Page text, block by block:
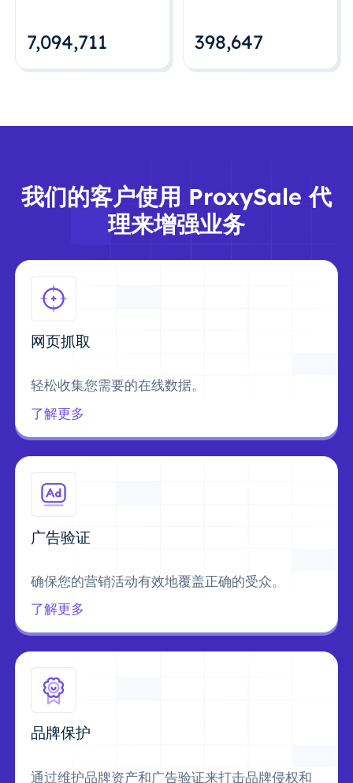
7,094,712 398,648
我们的客户使用 ProxySale 代
理来增强业务
网页抓取
轻松收集您需要的在线数据。
了解更多
广告验证
确保您的营销活动有效地覆盖正确的受众。
了解更多
品牌保护
通过维护品牌资产和广告验证来打击品牌侵权和